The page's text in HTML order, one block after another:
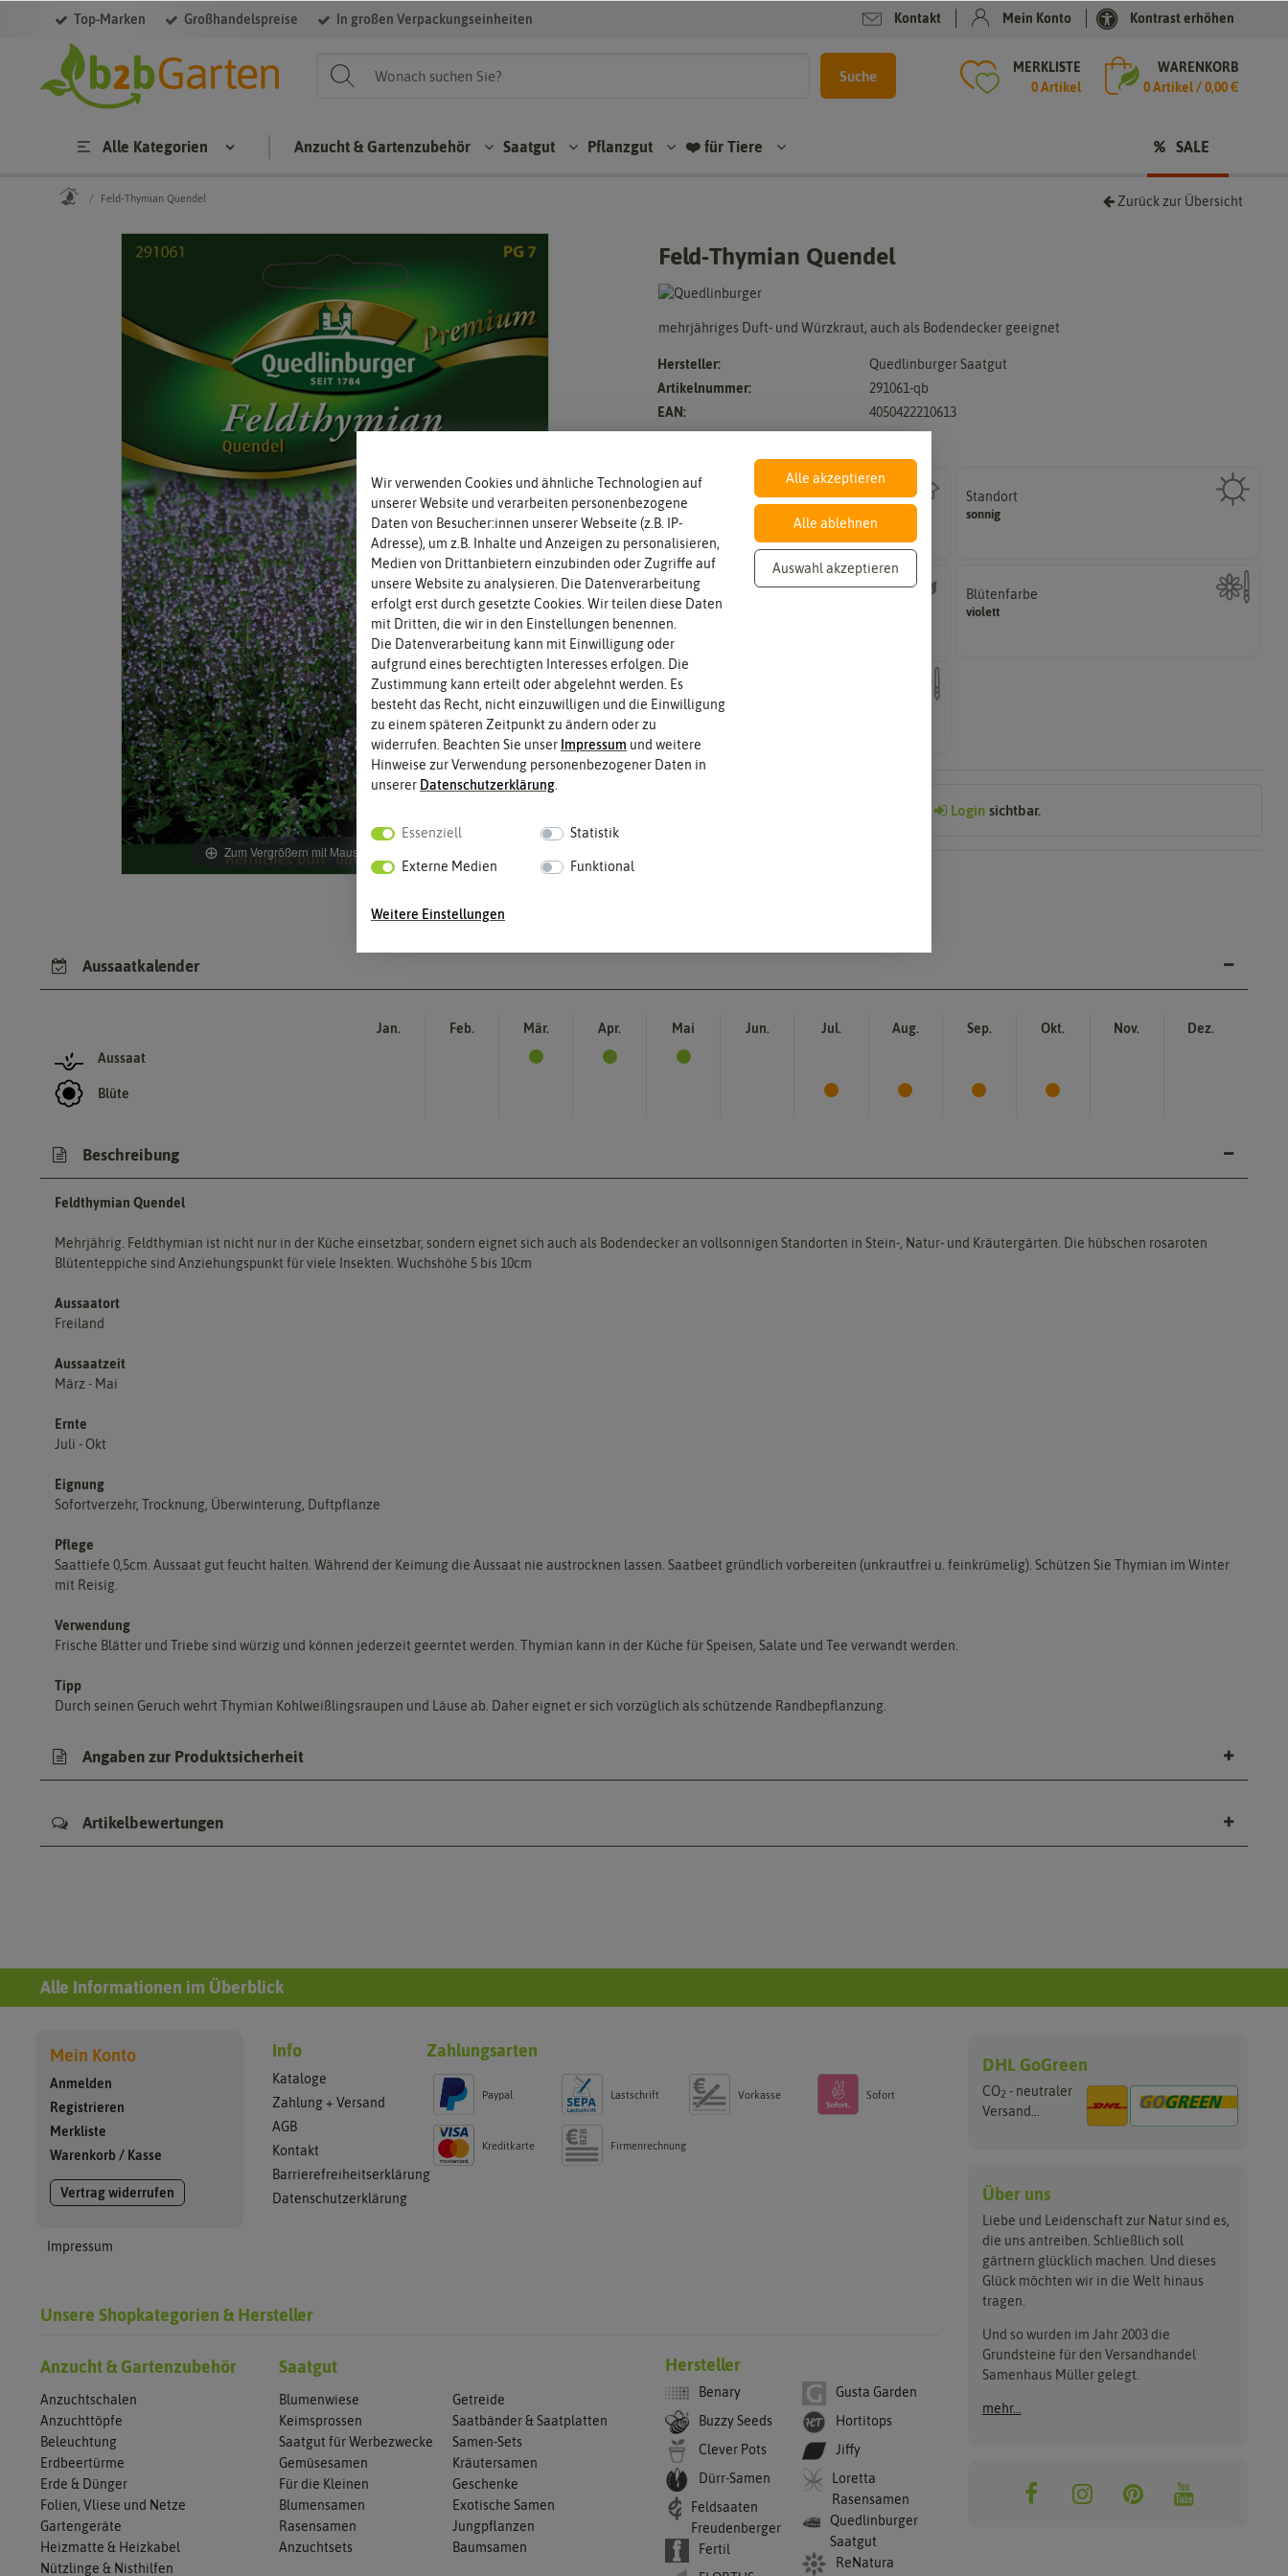
Top-Marken Großhandelspreise In großen Verpackungseinheiten Kontakt Mein Konto Kontrast erhöhen
Suche
MERKLISTE
0 Artikel
WARENKORB
0Artikel /0,00 €
Alle Kategorien Anzucht & Gartenzubehör Saatgut Pflanzgut ❤️ für Tiere SALE
Feld-Thymian Quendel Zurück zur Übersicht
Zum Vergrößern mit Maus über das Bild fahren
Feld-Thymian Quendel
mehrjähriges Duft- und Würzkraut, auch als Bodendecker geeignet
Hersteller:
Quedlinburger Saatgut
Artikelnummer:
291061-qb
EAN:
4050422210613
0,03 g (reicht für ca. 140 Pflanzen)
Wie viel ist enthalten
Standort
sonnig
Wie viel Licht benötigt die Pflanze? (schattig,
halbschattig, sonnig, vollsonnig)
Lebensdauer
mehrjährig
Pflanzen werden kategorisiert in: einjährig,
zweijährig oder mehrjährig.
Blütenfarbe
violett
Wie ist die Blüte eingefärbt? Kann auch mehrfarbig
sein.
Fruchtfarbe
grün
Die Farbe der reifen Frucht, die sie nach dem
Reifungsprozess hat.
Loginsichtbar.
Aussaatkalender
Aussaat
Blüte
Jan. Feb. Mär. Apr. Mai Jun. Jul. Aug. Sep. Okt. Nov. Dez.
Beschreibung
Feldthymian Quendel
Mehrjährig. Feldthymian ist nicht nur in der Küche einsetzbar, sondern eignet sich auch als Bodendecker an vollsonnigen Standorten in Stein-, Natur- und Kräutergärten. Die hübschen rosaroten
Blütenteppiche sind Anziehungspunkt für viele Insekten. Wuchshöhe 5 bis 10cm
Aussaatort
Freiland
Aussaatzeit
März - Mai
Ernte
Juli - Okt
Eignung
Sofortverzehr, Trocknung, Überwinterung, Duftpflanze
Pflege
Saattiefe 0,5cm. Aussaat gut feucht halten. Während der Keimung die Aussaat nie austrocknen lassen. Saatbeet gründlich vorbereiten (unkrautfrei u. feinkrümelig). Schützen Sie Thymian im Winter
mit Reisig.
Verwendung
Frische Blätter und Triebe sind würzig und können jederzeit geerntet werden. Thymian kann in der Küche für Speisen, Salate und Tee verwandt werden.
Tipp
Durch seinen Geruch wehrt Thymian Kohlweißlingsraupen und Läuse ab. Daher eignet er sich vorzüglich als schützende Randbepflanzung.
Angaben zur Produktsicherheit
Artikelbewertungen
Alle Informationen im Überblick
Mein Konto
Anmelden
Registrieren
Merkliste
Warenkorb / Kasse
Vertrag widerrufen
Impressum
Info
Kataloge
Zahlung + Versand
AGB
Kontakt
Barrierefreiheitserklärung
Datenschutzerklärung
Zahlungsarten
Paypal Lastschrift Vorkasse Sofort
Kreditkarte Firmenrechnung
Unsere Shopkategorien & Hersteller
Anzucht & Gartenzubehör
Anzuchtschalen
Anzuchttöpfe
Beleuchtung
Erdbeertürme
Erde & Dünger
Folien, Vliese und Netze
Gartengeräte
Heizmatte & Heizkabel
Nützlinge & Nisthilfen
Saatgut
Blumenwiese
Getreide
Keimsprossen
Saatbänder & Saatplatten
Saatgut für Werbezwecke
Samen-Sets
Gemüsesamen
Kräutersamen
Für die Kleinen
Geschenke
Blumensamen
Exotische Samen
Rasensamen
Jungpflanzen
Anzuchtsets
Baumsamen
Hersteller
Benary
Buzzy Seeds
Clever Pots
Dürr-Samen
Feldsaaten
Freudenberger
Fertil
Gusta Garden
Hortitops
Jiffy
Loretta
Rasensamen
Quedlinburger
Saatgut
ReNatura
DHL GoGreen
CO2 - neutraler
Versand...
Über uns
Liebe und Leidenschaft zur Natur sind es,
die uns antreiben. Schließlich soll
gärtnern glücklich machen. Und dieses
Glück möchten wir in die Welt hinaus
tragen.
Und so wurden im Jahr 2003 die
Grundsteine für den Versandhandel
Samenhaus Müller gelegt.
mehr...
Wir verwenden Cookies und ähnliche Technologien auf
unserer Website und verarbeiten personenbezogene
Daten von Besucher:innen unserer Webseite (z.B. IP-
Adresse), um z.B. Inhalte und Anzeigen zu personalisieren,
Medien von Drittanbietern einzubinden oder Zugriffe auf
unsere Website zu analysieren. Die Datenverarbeitung
erfolgt erst durch gesetzte Cookies. Wir teilen diese Daten
mit Dritten, die wir in den Einstellungen benennen.
Die Datenverarbeitung kann mit Einwilligung oder
aufgrund eines berechtigten Interesses erfolgen. Die
Zustimmung kann erteilt oder abgelehnt werden. Es
besteht das Recht, nicht einzuwilligen und die Einwilligung
zu einem späteren Zeitpunkt zu ändern oder zu
widerrufen. Beachten Sie unser Impressum und weitere
Hinweise zur Verwendung personenbezogener Daten in
unserer Daten­schutz­erklärung.
Essenziell Statistik
Externe Medien Funktional
Weitere Einstellungen
Alle akzeptieren
Alle ablehnen
Auswahl akzeptieren